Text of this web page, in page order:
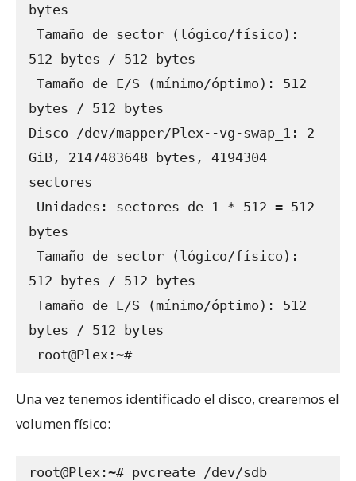
bytes
512 bytes / 512 bytes
bytes / 512 bytes
Disco /dev/mapper/Plex--vg-swap_1: 2
GiB, 2147483648 bytes, 4194304
sectores
bytes
512 bytes / 512 bytes
bytes / 512 bytes
root@Plex:~#
Una vez tenemos identificado el disco, crearemos el
volumen físico:
root@Plex:~# pvcreate /dev/sdb